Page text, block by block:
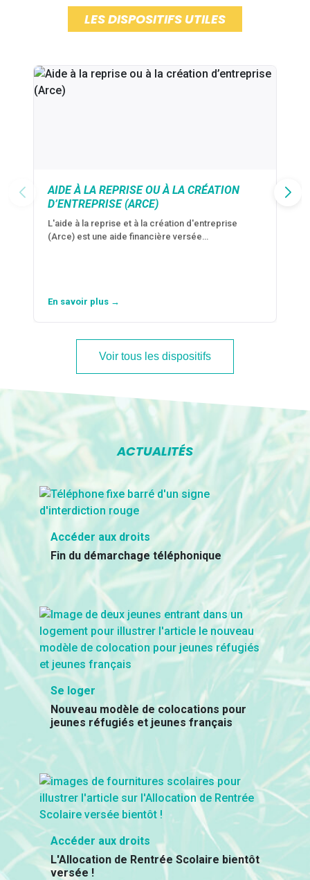
LES DISPOSITIFS UTILES
AIDE À LA REPRISE OU À LA CRÉATION
D’ENTREPRISE (ARCE)
L'aide à la reprise et à la création d'entreprise
(Arce) est une aide financière versée…
En savoir plus →
Voir tous les dispositifs
ACTUALITÉS
Accéder aux droits
Fin du démarchage téléphonique
Se loger
Nouveau modèle de colocations pour
jeunes réfugiés et jeunes français
Accéder aux droits
L'Allocation de Rentrée Scolaire bientôt
versée !